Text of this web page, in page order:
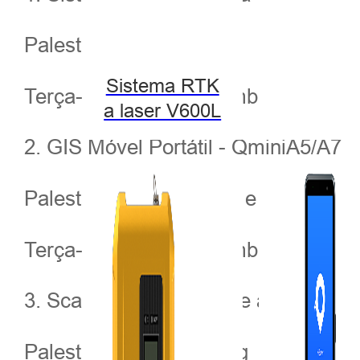
Sistema RTK
a laser V600L
Palestrante: Stefan Wei
Terça-feira, 26 de setembro de
2. GIS Móvel Portátil - QminiA5/A7
Palestrante: Stefan Wei e Chris
Terça-feira, 26 de setembro de
3. Scanner a laser 3D de alto alvo
Palestrante: Zheng Yang